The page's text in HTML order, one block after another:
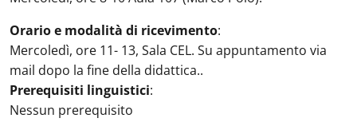
Orario e modalità di ricevimento:
Mercoledì, ore 11- 13, Sala CEL. Su appuntamento via
mail dopo la fine della didattica..
Prerequisiti linguistici:
Nessun prerequisito